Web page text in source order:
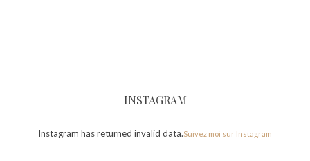
INSTAGRAM
Instagram has returned invalid data.Suivez moi sur Instagram